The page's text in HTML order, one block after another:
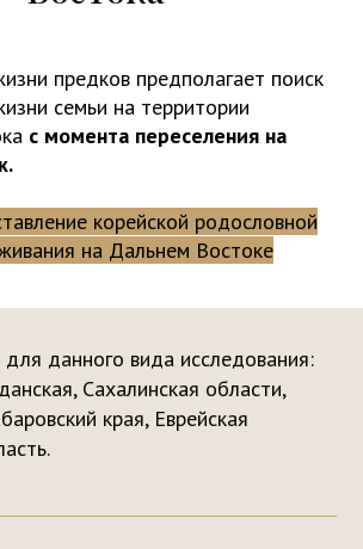
предков предполагает поиск
семьи на территории
с момента переселения на
корейской родословной
на Дальнем Востоке
для данного вида исследования:
Сахалинская области,
края, Еврейская
+7 924 731 2616
вопрос